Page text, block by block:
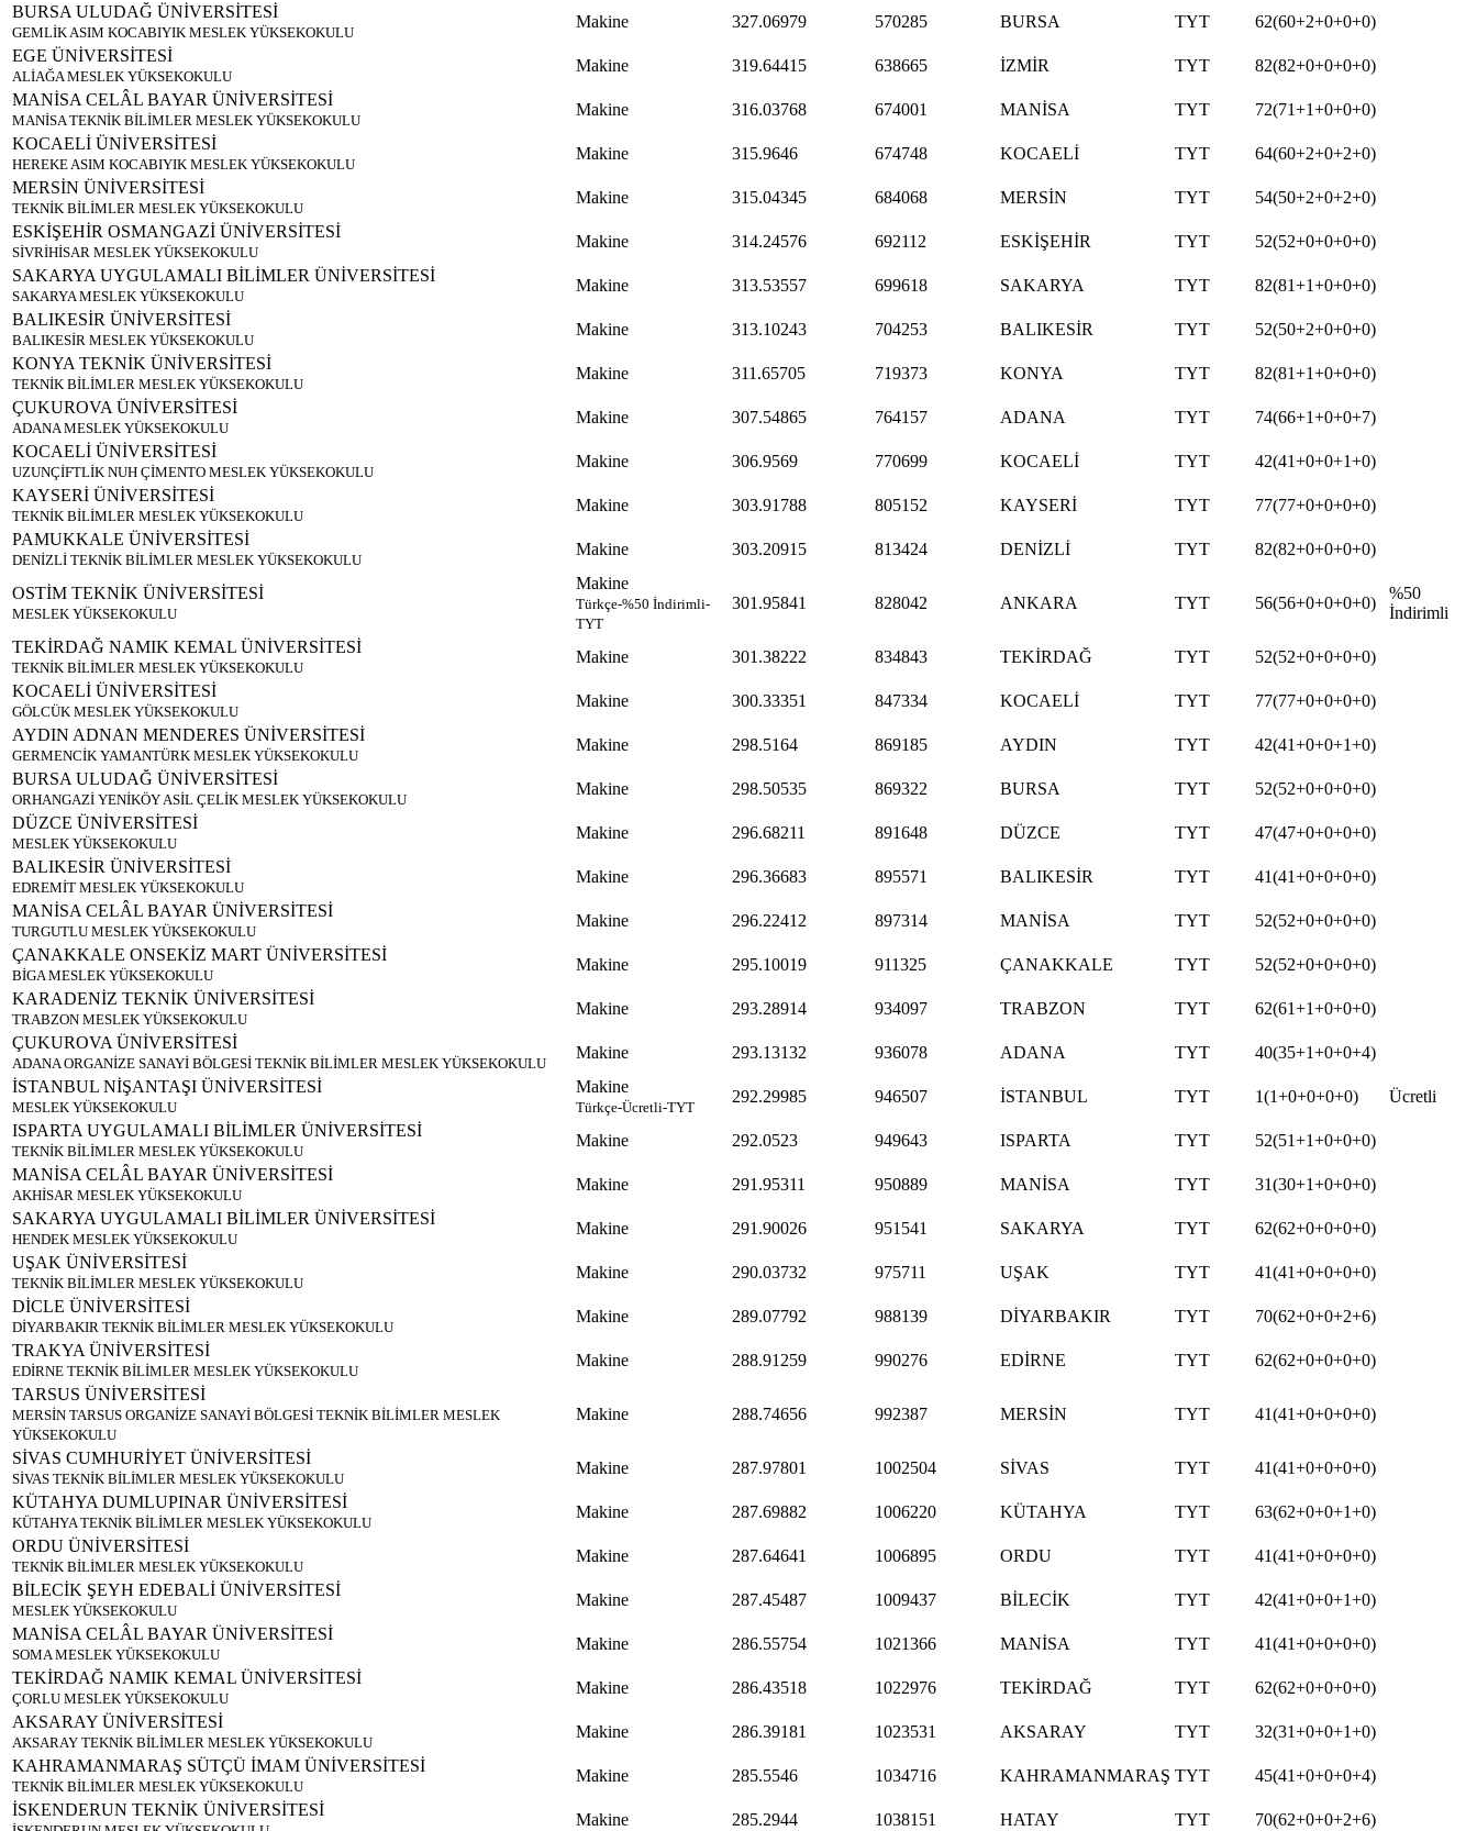
BURSA ULUDAĞ ÜNİVERSİTESİ
GEMLİK ASIM KOCABIYIK MESLEK YÜKSEKOKULU
Makine 327.06979 570285 BURSA TYT
62(60+2+0+0+0)
EGE ÜNİVERSİTESİ
ALİAĞA MESLEK YÜKSEKOKULU
Makine 319.64415 638665 İZMİR TYT
82(82+0+0+0+0)
MANİSA CELÂL BAYAR ÜNİVERSİTESİ
MANİSA TEKNİK BİLİMLER MESLEK YÜKSEKOKULU
Makine 316.03768 674001 MANİSA TYT
72(71+1+0+0+0)
KOCAELİ ÜNİVERSİTESİ
HEREKE ASIM KOCABIYIK MESLEK YÜKSEKOKULU
Makine 315.9646 674748 KOCAELİ TYT
64(60+2+0+2+0)
MERSİN ÜNİVERSİTESİ
TEKNİK BİLİMLER MESLEK YÜKSEKOKULU
Makine 315.04345 684068 MERSİN TYT
54(50+2+0+2+0)
ESKİŞEHİR OSMANGAZİ ÜNİVERSİTESİ
SİVRİHİSAR MESLEK YÜKSEKOKULU
Makine 314.24576 692112 ESKİŞEHİR TYT
52(52+0+0+0+0)
SAKARYA UYGULAMALI BİLİMLER ÜNİVERSİTESİ
SAKARYA MESLEK YÜKSEKOKULU
Makine 313.53557 699618 SAKARYA TYT
82(81+1+0+0+0)
BALIKESİR ÜNİVERSİTESİ
BALIKESİR MESLEK YÜKSEKOKULU
Makine 313.10243 704253 BALIKESİR TYT
52(50+2+0+0+0)
KONYA TEKNİK ÜNİVERSİTESİ
TEKNİK BİLİMLER MESLEK YÜKSEKOKULU
Makine 311.65705 719373 KONYA TYT
82(81+1+0+0+0)
ÇUKUROVA ÜNİVERSİTESİ
ADANA MESLEK YÜKSEKOKULU
Makine 307.54865 764157 ADANA TYT
74(66+1+0+0+7)
KOCAELİ ÜNİVERSİTESİ
UZUNÇİFTLİK NUH ÇİMENTO MESLEK YÜKSEKOKULU
Makine 306.9569 770699 KOCAELİ TYT
42(41+0+0+1+0)
KAYSERİ ÜNİVERSİTESİ
TEKNİK BİLİMLER MESLEK YÜKSEKOKULU
Makine 303.91788 805152 KAYSERİ TYT
77(77+0+0+0+0)
PAMUKKALE ÜNİVERSİTESİ
DENİZLİ TEKNİK BİLİMLER MESLEK YÜKSEKOKULU
Makine 303.20915 813424 DENİZLİ TYT 82(82+0+0+0+0)
OSTİM TEKNİK ÜNİVERSİTESİ
MESLEK YÜKSEKOKULU
Makine
Türkçe-%50 İndirimli-
TYT
301.95841 828042 ANKARA TYT 56(56+0+0+0+0)
%50
İndirimli
TEKİRDAĞ NAMIK KEMAL ÜNİVERSİTESİ
TEKNİK BİLİMLER MESLEK YÜKSEKOKULU
Makine 301.38222 834843 TEKİRDAĞ TYT
52(52+0+0+0+0)
KOCAELİ ÜNİVERSİTESİ
GÖLCÜK MESLEK YÜKSEKOKULU
Makine 300.33351 847334 KOCAELİ TYT
77(77+0+0+0+0)
AYDIN ADNAN MENDERES ÜNİVERSİTESİ
GERMENCİK YAMANTÜRK MESLEK YÜKSEKOKULU
Makine 298.5164 869185 AYDIN TYT
42(41+0+0+1+0)
BURSA ULUDAĞ ÜNİVERSİTESİ
ORHANGAZİ YENİKÖY ASİL ÇELİK MESLEK YÜKSEKOKULU
Makine 298.50535 869322 BURSA TYT
52(52+0+0+0+0)
DÜZCE ÜNİVERSİTESİ
MESLEK YÜKSEKOKULU
Makine 296.68211 891648 DÜZCE TYT
47(47+0+0+0+0)
BALIKESİR ÜNİVERSİTESİ
EDREMİT MESLEK YÜKSEKOKULU
Makine 296.36683 895571 BALIKESİR TYT
41(41+0+0+0+0)
MANİSA CELÂL BAYAR ÜNİVERSİTESİ
TURGUTLU MESLEK YÜKSEKOKULU
Makine 296.22412 897314 MANİSA TYT
52(52+0+0+0+0)
ÇANAKKALE ONSEKİZ MART ÜNİVERSİTESİ
BİGA MESLEK YÜKSEKOKULU
Makine 295.10019 911325 ÇANAKKALE TYT
52(52+0+0+0+0)
KARADENİZ TEKNİK ÜNİVERSİTESİ
TRABZON MESLEK YÜKSEKOKULU
Makine 293.28914 934097 TRABZON TYT
62(61+1+0+0+0)
ÇUKUROVA ÜNİVERSİTESİ
ADANA ORGANİZE SANAYİ BÖLGESİ TEKNİK BİLİMLER MESLEK YÜKSEKOKULU
Makine 293.13132 936078 ADANA TYT
40(35+1+0+0+4)
İSTANBUL NİŞANTAŞI ÜNİVERSİTESİ
MESLEK YÜKSEKOKULU
Makine
Türkçe-Ücretli-TYT
292.29985 946507 İSTANBUL TYT 1(1+0+0+0+0)
Ücretli
ISPARTA UYGULAMALI BİLİMLER ÜNİVERSİTESİ
TEKNİK BİLİMLER MESLEK YÜKSEKOKULU
Makine 292.0523 949643 ISPARTA TYT
52(51+1+0+0+0)
MANİSA CELÂL BAYAR ÜNİVERSİTESİ
AKHİSAR MESLEK YÜKSEKOKULU
Makine 291.95311 950889 MANİSA TYT
31(30+1+0+0+0)
SAKARYA UYGULAMALI BİLİMLER ÜNİVERSİTESİ
HENDEK MESLEK YÜKSEKOKULU
Makine 291.90026 951541 SAKARYA TYT
62(62+0+0+0+0)
UŞAK ÜNİVERSİTESİ
TEKNİK BİLİMLER MESLEK YÜKSEKOKULU
Makine 290.03732 975711 UŞAK TYT
41(41+0+0+0+0)
DİCLE ÜNİVERSİTESİ
DİYARBAKIR TEKNİK BİLİMLER MESLEK YÜKSEKOKULU
Makine 289.07792 988139 DİYARBAKIR TYT
70(62+0+0+2+6)
TRAKYA ÜNİVERSİTESİ
EDİRNE TEKNİK BİLİMLER MESLEK YÜKSEKOKULU
Makine 288.91259 990276 EDİRNE TYT
62(62+0+0+0+0)
TARSUS ÜNİVERSİTESİ
MERSİN TARSUS ORGANİZE SANAYİ BÖLGESİ TEKNİK BİLİMLER MESLEK
YÜKSEKOKULU
Makine 288.74656 992387 MERSİN TYT 41(41+0+0+0+0)
SİVAS CUMHURİYET ÜNİVERSİTESİ
SİVAS TEKNİK BİLİMLER MESLEK YÜKSEKOKULU
Makine 287.97801 1002504 SİVAS TYT
41(41+0+0+0+0)
KÜTAHYA DUMLUPINAR ÜNİVERSİTESİ
KÜTAHYA TEKNİK BİLİMLER MESLEK YÜKSEKOKULU
Makine 287.69882 1006220 KÜTAHYA TYT
63(62+0+0+1+0)
ORDU ÜNİVERSİTESİ
TEKNİK BİLİMLER MESLEK YÜKSEKOKULU
Makine 287.64641 1006895 ORDU TYT
41(41+0+0+0+0)
BİLECİK ŞEYH EDEBALİ ÜNİVERSİTESİ
MESLEK YÜKSEKOKULU
Makine 287.45487 1009437 BİLECİK TYT
42(41+0+0+1+0)
MANİSA CELÂL BAYAR ÜNİVERSİTESİ
SOMA MESLEK YÜKSEKOKULU
Makine 286.55754 1021366 MANİSA TYT
41(41+0+0+0+0)
TEKİRDAĞ NAMIK KEMAL ÜNİVERSİTESİ
ÇORLU MESLEK YÜKSEKOKULU
Makine 286.43518 1022976 TEKİRDAĞ TYT
62(62+0+0+0+0)
AKSARAY ÜNİVERSİTESİ
AKSARAY TEKNİK BİLİMLER MESLEK YÜKSEKOKULU
Makine 286.39181 1023531 AKSARAY TYT
32(31+0+0+1+0)
KAHRAMANMARAŞ SÜTÇÜ İMAM ÜNİVERSİTESİ
TEKNİK BİLİMLER MESLEK YÜKSEKOKULU
Makine 285.5546 1034716 KAHRAMANMARAŞ TYT
45(41+0+0+0+4)
İSKENDERUN TEKNİK ÜNİVERSİTESİ
Makine 285.2944 1038151 HATAY TYT 70(62+0+0+2+6)